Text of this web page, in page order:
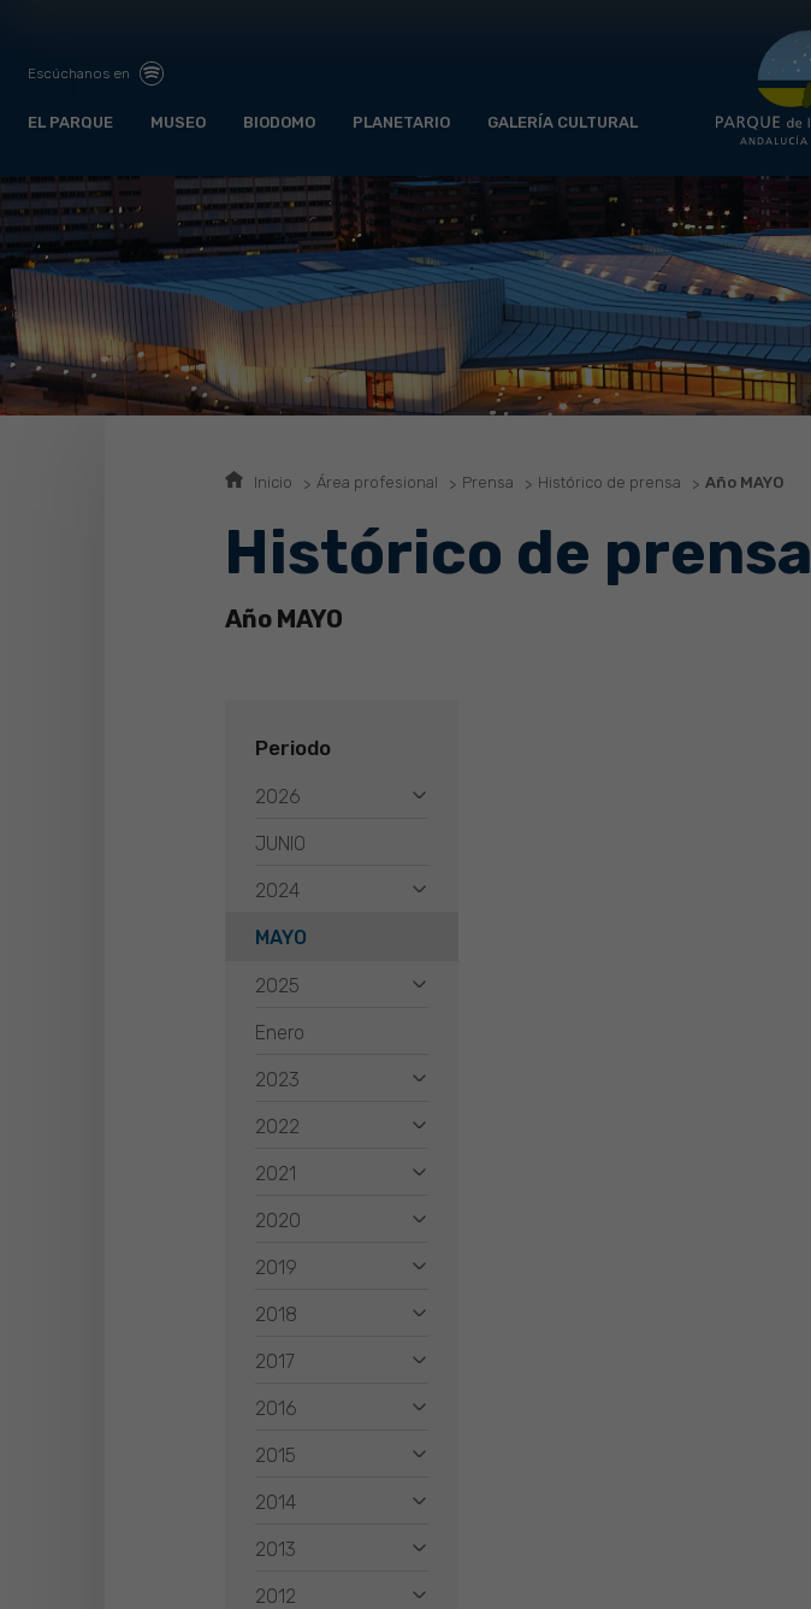
Escúchanos en
EL PARQUE MUSEO BIODOMO PLANETARIO GALERÍA CULTURAL
Inicio Área profesional Prensa Histórico de prensa Año MAYO
Histórico de prensa
Año MAYO
Periodo
2026
JUNIO
2024
MAYO
2025
Enero
2023
2022
2021
2020
2019
2018
2017
2016
2015
2014
2013
2012